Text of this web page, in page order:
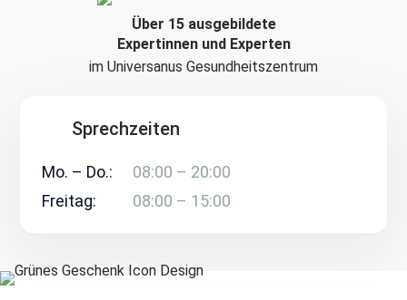
Über 15 ausgebildete
Expertinnen und Experten
im Universanus Gesundheitszentrum
Sprechzeiten
Mo. – Do.:
08:00 – 20:00
Freitag:
08:00 – 15:00